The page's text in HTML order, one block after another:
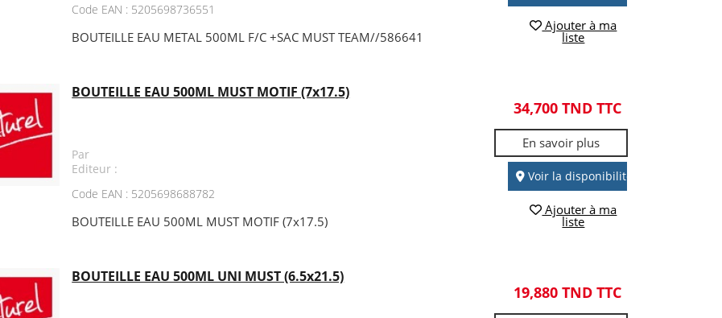
Code EAN : 5205698736551
BOUTEILLE EAU METAL 500ML F/C +SAC MUST TEAM//586641
Ajouter à ma
liste
BOUTEILLE EAU 500ML MUST MOTIF (7x17.5)
Par
Editeur :
Code EAN : 5205698688782
BOUTEILLE EAU 500ML MUST MOTIF (7x17.5)
34,700 TND TTC
En savoir plus
Voir la disponibilité
Ajouter à ma
liste
BOUTEILLE EAU 500ML UNI MUST (6.5x21.5)
19,880 TND TTC